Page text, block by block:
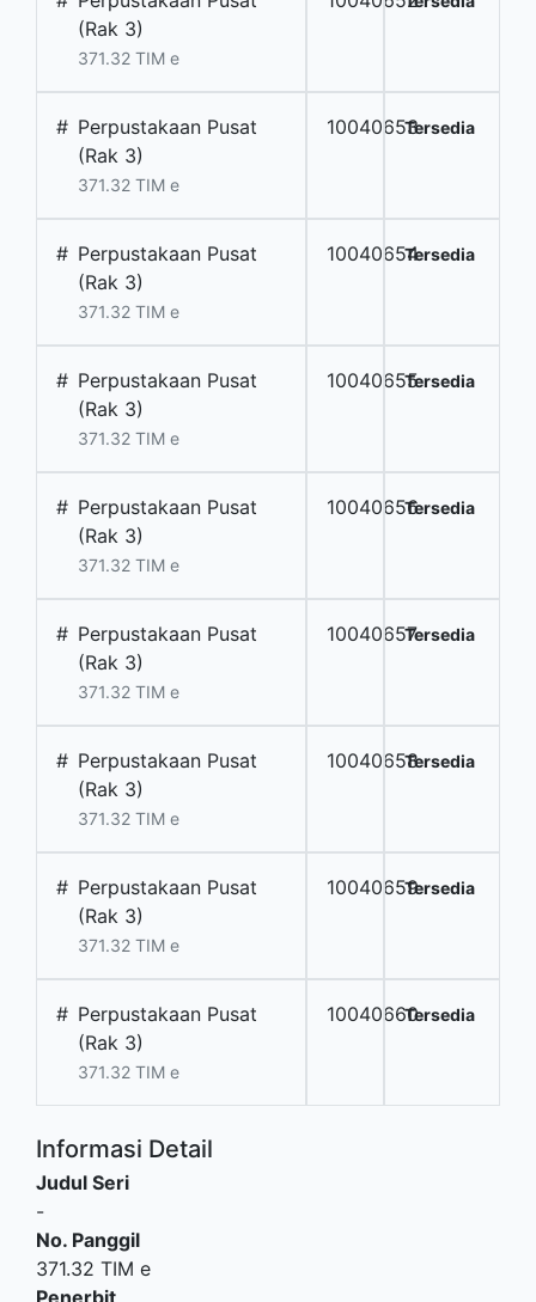
(Rak 3)
371.32 TIM e
# Perpustakaan Pusat
(Rak 3)
371.32 TIM e
10040653Tersedia
# Perpustakaan Pusat
(Rak 3)
371.32 TIM e
10040654Tersedia
# Perpustakaan Pusat
(Rak 3)
371.32 TIM e
10040655Tersedia
# Perpustakaan Pusat
(Rak 3)
371.32 TIM e
10040656Tersedia
# Perpustakaan Pusat
(Rak 3)
371.32 TIM e
10040657Tersedia
# Perpustakaan Pusat
(Rak 3)
371.32 TIM e
10040658Tersedia
# Perpustakaan Pusat
(Rak 3)
371.32 TIM e
10040659Tersedia
# Perpustakaan Pusat
(Rak 3)
371.32 TIM e
10040660Tersedia
Informasi Detail
Judul Seri
-
No. Panggil
371.32 TIM e